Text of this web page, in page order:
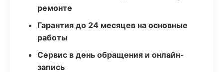
ремонте
Гарантия до 24 месяцев на основные
работы
Сервис в день обращения и онлайн-
запись